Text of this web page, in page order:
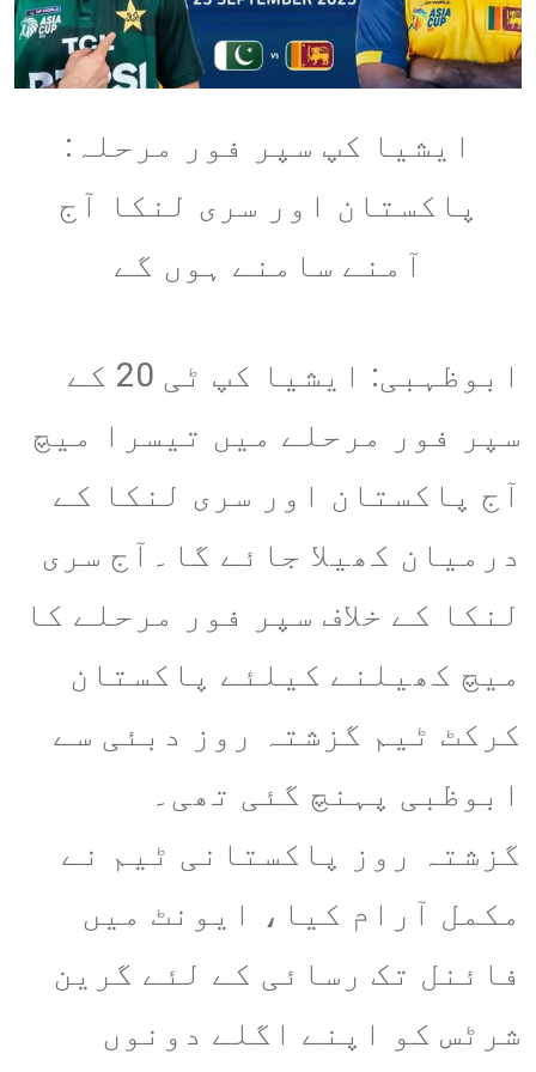
ایشیا کپ سپر فور مرحلہ:
پاکستان اور سری لنکا آج
آمنے سامنے ہوں گے
ابوظہبی: ایشیا کپ ٹی 20 کے
سپر فور مرحلے میں تیسرا میچ
آج پاکستان اور سری لنکا کے
درمیان کھیلا جائے گا۔آج سری
لنکا کے خلاف سپر فور مرحلے کا
میچ کھیلنے کیلئے پاکستان
کرکٹ ٹیم گزشتہ روز دبئی سے
ابوظبی پہنچ گئی تھی۔
گزشتہ روز پاکستانی ٹیم نے
مکمل آرام کیا، ایونٹ میں
فائنل تک رسائی کے لئے گرین
شرٹس کو اپنے اگلے دونوں